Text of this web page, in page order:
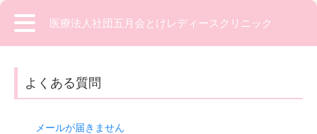
医療法人社団五月会とけレディースクリニック
よくある質問
メールが届きません